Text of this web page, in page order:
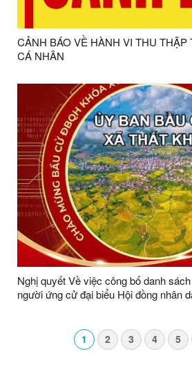
CẢNH BÁO VỀ HÀNH VI THU THẬP
CÁ NHÂN
Nghị quyết Về việc công bố danh
người ứng cử đại biểu Hội đồng nhân
1 2 3 4 5